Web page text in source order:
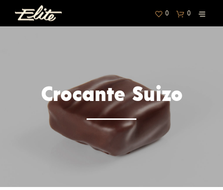
0 0
Crocante Suizo